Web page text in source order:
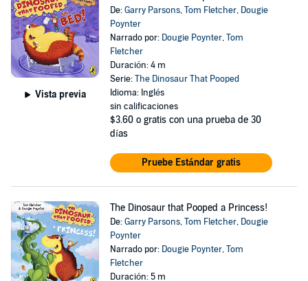
Vista previa
De:Garry Parsons,Tom Fletcher, Dougie
Poynter
Narrado por: Dougie Poynter,Tom
Fletcher
Duración: 4 m
Serie:The Dinosaur That Pooped
Idioma: Inglés
sin calificaciones
$3.60 o gratis con una prueba de 30
días
Pruebe Estándar gratis
The Dinosaur that Pooped a Princess!
De:Garry Parsons,Tom Fletcher, Dougie
Poynter
Narrado por: Dougie Poynter,Tom
Fletcher
Duración: 5 m